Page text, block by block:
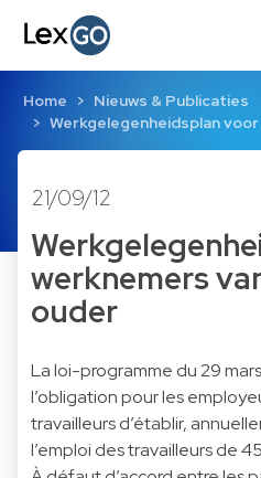
Home
Nieuws & Publicaties
Werkgelegenheidsplan
21/09/12
werknemers
ouder
La loi-programme du 29
l’obligation pour les
travailleurs d’établir,
l’emploi des travailleurs de